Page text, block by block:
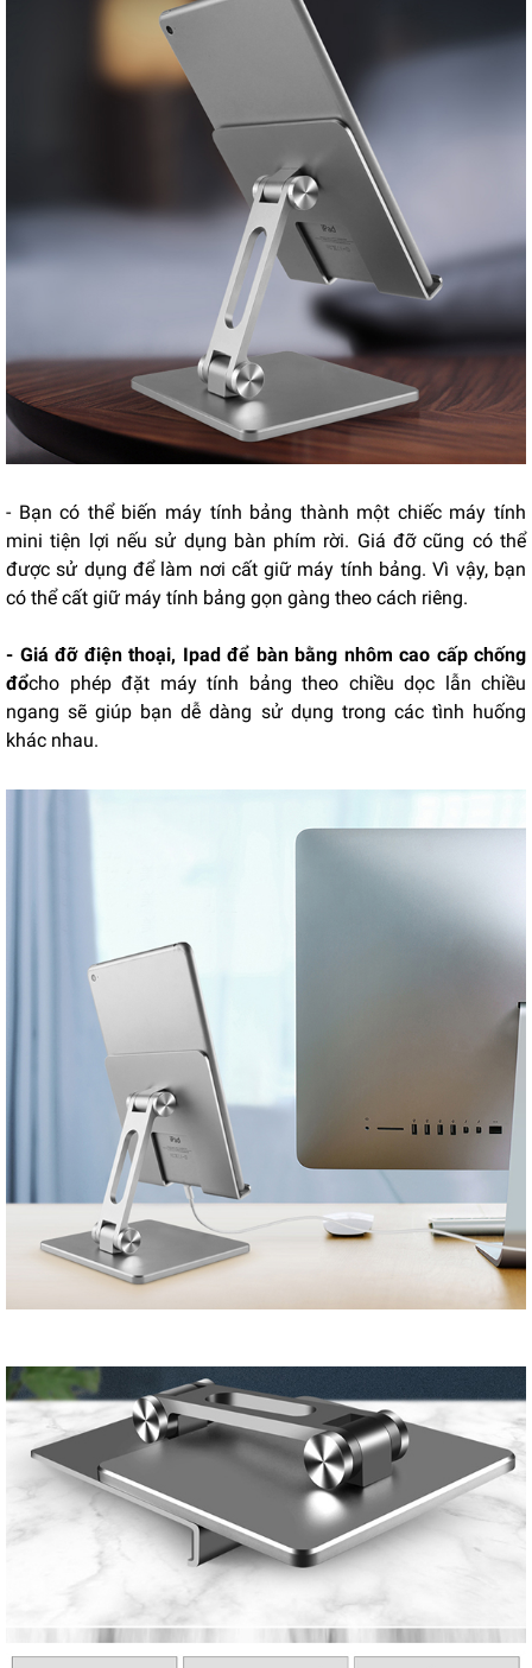
- Bạn có thể biến máy tính bảng thành một chiếc máy tính
mini tiện lợi nếu sử dụng bàn phím rời. Giá đỡ cũng có thể
được sử dụng để làm nơi cất giữ máy tính bảng. Vì vậy, bạn
có thể cất giữ máy tính bảng gọn gàng theo cách riêng.
- Giá đỡ điện thoại, Ipad để bàn bằng nhôm cao cấp chống
đổcho phép đặt máy tính bảng theo chiều dọc lẫn chiều
ngang sẽ giúp bạn dễ dàng sử dụng trong các tình huống
khác nhau.